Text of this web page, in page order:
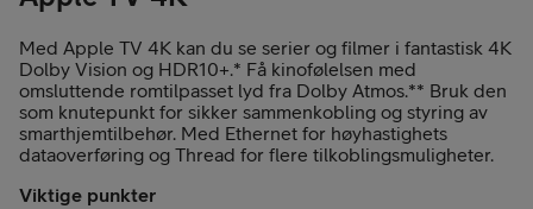
Med Apple TV 4K kan du se serier og filmer i fantastisk 4K
Dolby Vision og HDR10+.* Få kinofølelsen med
omsluttende romtilpasset lyd fra Dolby Atmos.** Bruk den
som knutepunkt for sikker sammenkobling og styring av
smarthjemtilbehør. Med Ethernet for høyhastighets
dataoverføring og Thread for flere tilkoblingsmuligheter.
Viktige punkter